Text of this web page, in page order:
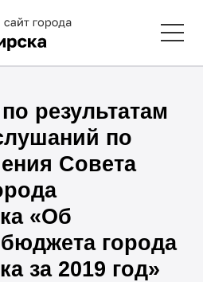
результатам
по
Совета
«Об
города
за 2019 год»